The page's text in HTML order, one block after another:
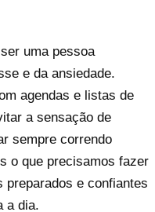
uma pessoa
e da ansiedade.
agendas e listas de
a sensação de
sempre correndo
o que precisamos fazer
e confiantes
a dia.